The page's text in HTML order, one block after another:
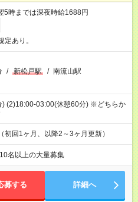
5時までは深夜時給1688円
定あり。
/ 新松戸駅 / 南流山駅
) (2)18:00-03:00(休憩60分) ※どちらか
回1ヶ月、以降2～3ヶ月更新）
10名以上の大量募集
募する 詳細へ